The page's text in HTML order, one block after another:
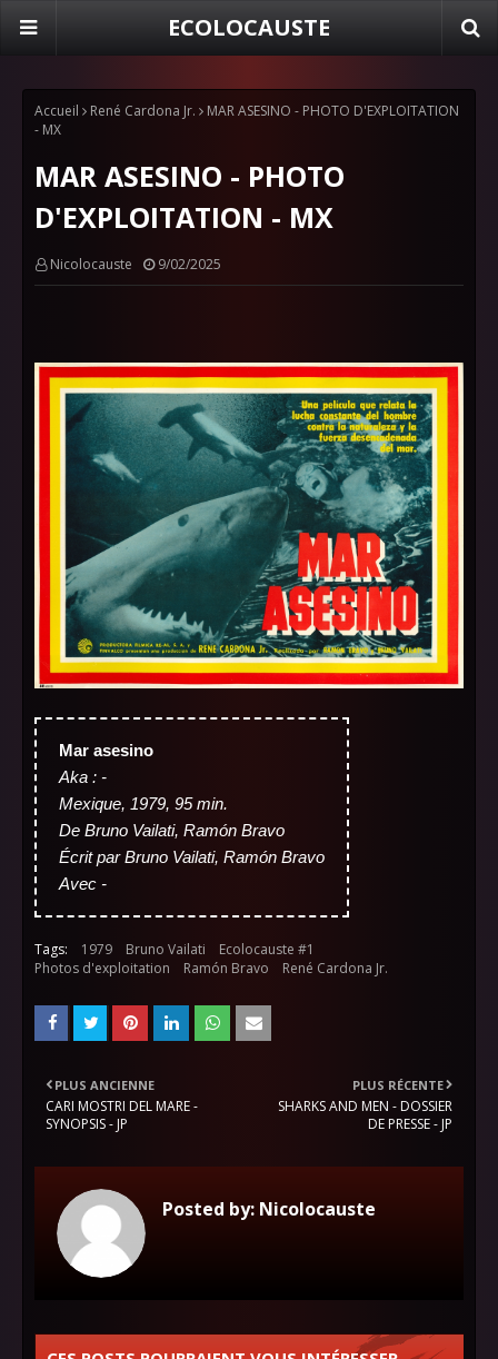
ECOLOCAUSTE
Accueil René Cardona Jr.
MAR ASESINO - PHOTO D'EXPLOITATION
- MX
MAR ASESINO - PHOTO
D'EXPLOITATION - MX
Nicolocauste 9/02/2025
Mar asesino
Aka : -
Mexique, 1979, 95 min.
De Bruno Vailati, Ramón Bravo
Écrit par Bruno Vailati, Ramón Bravo
Avec -
Tags: 1979 Bruno Vailati
Ecolocauste #1
Photos d'exploitation
Ramón Bravo René Cardona Jr.
PLUS RÉCENTE
SHARKS AND MEN - DOSSIER
DE PRESSE - JP
PLUS ANCIENNE
CARI MOSTRI DEL MARE -
SYNOPSIS - JP
Posted by: Nicolocauste